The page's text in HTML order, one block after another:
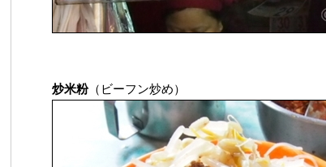
炒米粉（ビーフン炒め）